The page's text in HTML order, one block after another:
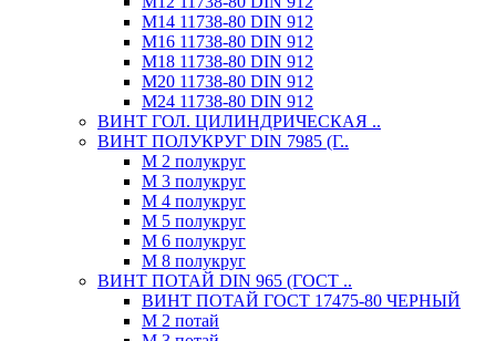
М14 11738-80 DIN 912
М16 11738-80 DIN 912
М18 11738-80 DIN 912
М20 11738-80 DIN 912
М24 11738-80 DIN 912
ВИНТ ГОЛ. ЦИЛИНДРИЧЕСКАЯ ..
ВИНТ ПОЛУКРУГ DIN 7985 (Г..
М 2 полукруг
М 3 полукруг
М 4 полукруг
М 5 полукруг
М 6 полукруг
М 8 полукруг
ВИНТ ПОТАЙ DIN 965 (ГОСТ ..
ВИНТ ПОТАЙ ГОСТ 17475-80 ЧЕРНЫЙ
М 2 потай